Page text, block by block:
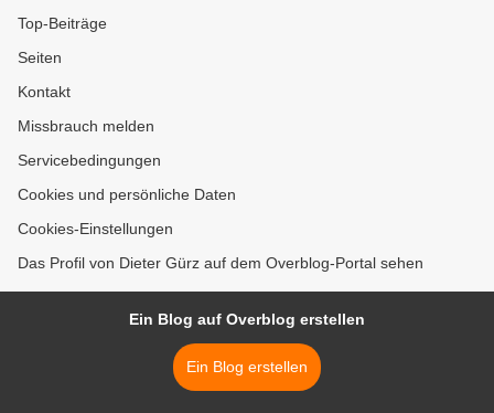
Top-Beiträge
Seiten
Kontakt
Missbrauch melden
Servicebedingungen
Cookies und persönliche Daten
Cookies-Einstellungen
Das Profil von Dieter Gürz auf dem Overblog-Portal sehen
Ein Blog auf Overblog erstellen
Ein Blog erstellen